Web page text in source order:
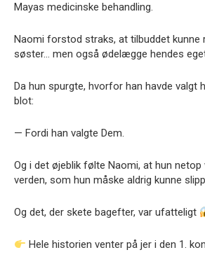
Mayas medicinske behandling.
Naomi forstod straks, at tilbuddet kunne
søster… men også ødelægge hendes
Da hun spurgte, hvorfor han havde valgt
blot:
— Fordi han valgte Dem.
Og i det øjeblik følte Naomi, at hun netop
verden, som hun måske aldrig kunne
Og det, der skete bagefter, var ufatteligt
Hele historien venter på jer i den 1.